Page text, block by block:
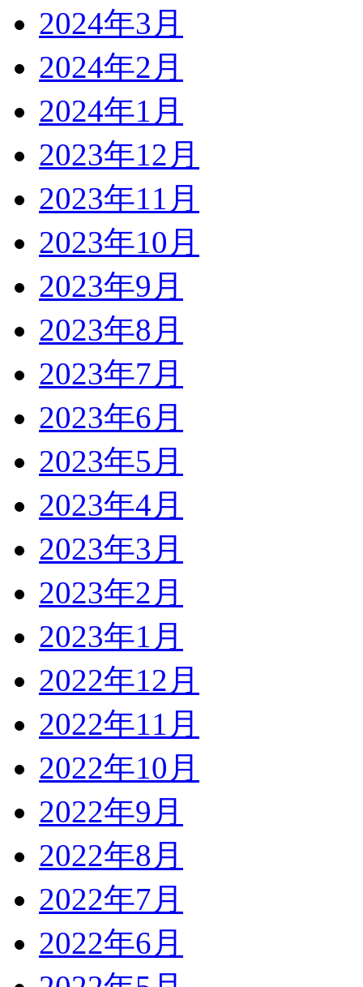
2024年3月
2024年2月
2024年1月
2023年12月
2023年11月
2023年10月
2023年9月
2023年8月
2023年7月
2023年6月
2023年5月
2023年4月
2023年3月
2023年2月
2023年1月
2022年12月
2022年11月
2022年10月
2022年9月
2022年8月
2022年7月
2022年6月